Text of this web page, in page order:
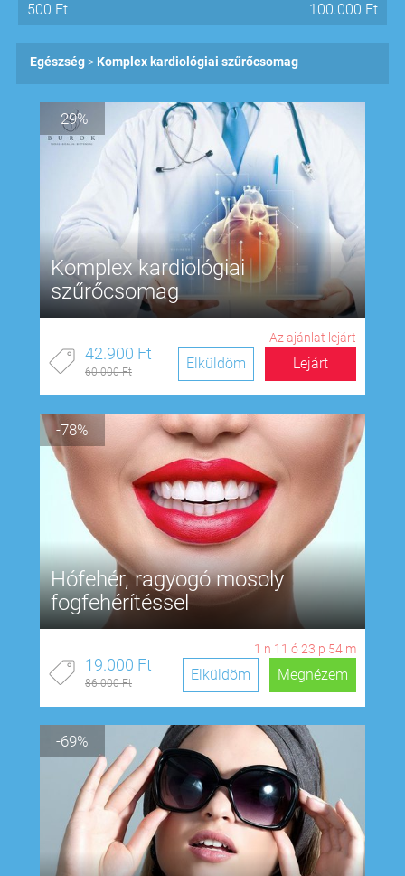
500 Ft 100.000 Ft
Egészség Komplex kardiológiai szűrőcsomag
-29%
Komplex kardiológiai
szűrőcsomag
Az ajánlat lejárt
42.900 Ft
60.000 Ft Lejárt
Elküldöm
-78%
Hófehér, ragyogó mosoly
fogfehérítéssel
1 n 11 ó 23 p 53 m
19.000 Ft
86.000 Ft Megnézem
Elküldöm
-69%